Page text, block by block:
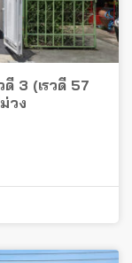
3 (เรวดี 57
วง